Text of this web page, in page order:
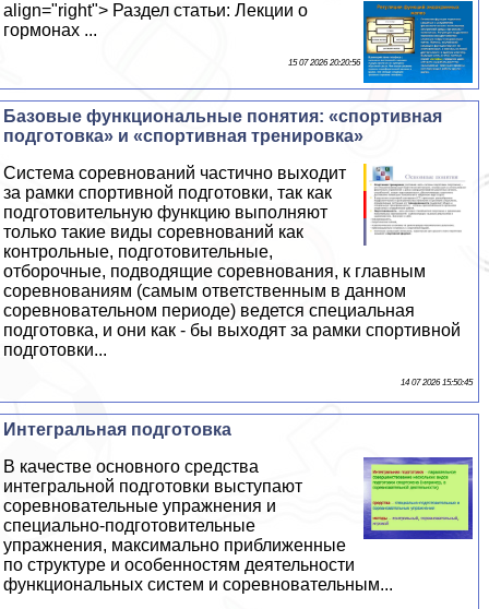
align="right"> Раздел статьи: Лекции о
гормонах ...
15 07 2026 20:20:56
Базовые функциональные понятия: «спортивная
подготовка» и «спортивная тренировка»
Система соревнований частично выходит
за рамки спортивной подготовки, так как
подготовительную функцию выполняют
только такие виды соревнований как
контрольные, подготовительные,
отборочные, подводящие соревнования, к главным
соревнованиям (самым ответственным в данном
соревновательном периоде) ведется специальная
подготовка, и они как - бы выходят за рамки спортивной
подготовки...
14 07 2026 15:50:45
Интегральная подготовка
В качестве основного средства
интегральной подготовки выступают
соревновательные упражнения и
специально-подготовительные
упражнения, максимально приближенные
по структуре и особенностям деятельности
функциональных систем и соревновательным...